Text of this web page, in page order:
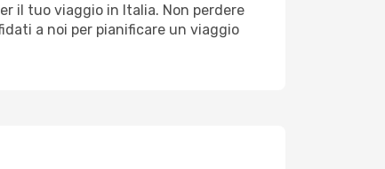
il tuo viaggio in Italia. Non perdere
a noi per pianificare un viaggio